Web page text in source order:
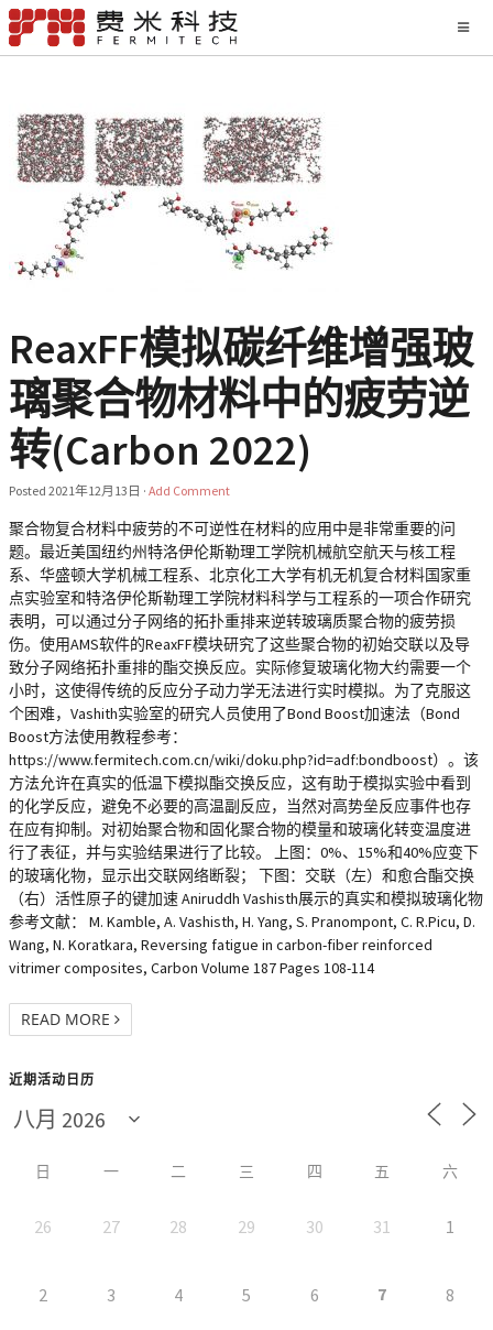
ReaxFF模拟碳纤维增强玻
璃聚合物材料中的疲劳逆
转(Carbon 2022)
Posted 2021年12月13日 · Add Comment
聚合物复合材料中疲劳的不可逆性在材料的应用中是非常重要的问
题。最近美国纽约州特洛伊伦斯勒理工学院机械航空航天与核工程
系、华盛顿大学机械工程系、北京化工大学有机无机复合材料国家重
点实验室和特洛伊伦斯勒理工学院材料科学与工程系的一项合作研究
表明，可以通过分子网络的拓扑重排来逆转玻璃质聚合物的疲劳损
伤。使用AMS软件的ReaxFF模块研究了这些聚合物的初始交联以及导
致分子网络拓扑重排的酯交换反应。实际修复玻璃化物大约需要一个
小时，这使得传统的反应分子动力学无法进行实时模拟。为了克服这
个困难，Vashith实验室的研究人员使用了Bond Boost加速法（Bond
Boost方法使用教程参考：
https://www.fermitech.com.cn/wiki/doku.php?id=adf:bondboost）。该
方法允许在真实的低温下模拟酯交换反应，这有助于模拟实验中看到
的化学反应，避免不必要的高温副反应，当然对高势垒反应事件也存
在应有抑制。对初始聚合物和固化聚合物的模量和玻璃化转变温度进
行了表征，并与实验结果进行了比较。 上图：0%、15%和40%应变下
的玻璃化物，显示出交联网络断裂； 下图：交联（左）和愈合酯交换
（右）活性原子的键加速 Aniruddh Vashisth展示的真实和模拟玻璃化物
参考文献： M. Kamble, A. Vashisth, H. Yang, S. Pranompont, C. R.Picu, D.
Wang, N. Koratkara, Reversing fatigue in carbon-fiber reinforced
vitrimer composites, Carbon Volume 187 Pages 108-114
READ MORE
近期活动日历
日 一 二 三 四 五 六
26 27 28 29 30 31 1
2 3 4 5 6 7 8